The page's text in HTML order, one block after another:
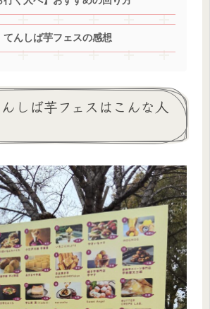
てんしば芋フェスの感想
んしば芋フェスはこんな人